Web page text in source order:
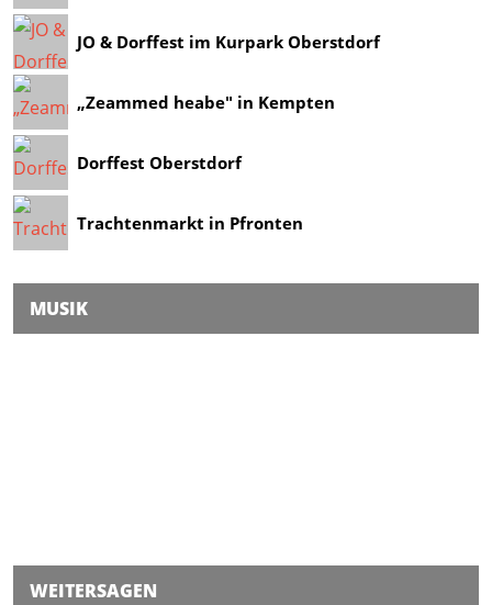
JO & Dorffest im Kurpark Oberstdorf
„Zeammed heabe" in Kempten
Dorffest Oberstdorf
Trachtenmarkt in Pfronten
MUSIK
WEITERSAGEN